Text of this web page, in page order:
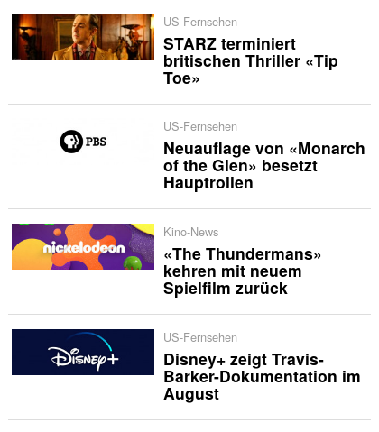
US-Fernsehen
STARZ terminiert
britischen Thriller «Tip
Toe»
US-Fernsehen
Neuauflage von «Monarch
of the Glen» besetzt
Hauptrollen
Kino-News
«The Thundermans»
kehren mit neuem
Spielfilm zurück
US-Fernsehen
Disney+ zeigt Travis-
Barker-Dokumentation im
August